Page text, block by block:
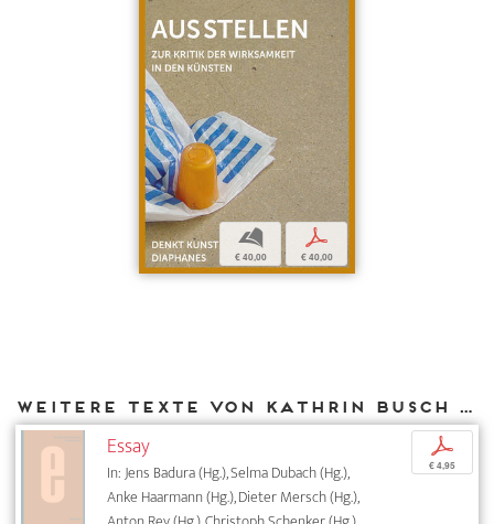
b
€ 40,00
p
€ 40,00
Weitere Texte von Kathrin Busch bei DIAPHANES
Essay
In: Jens Badura (Hg.), Selma Dubach (Hg.),
Anke Haarmann (Hg.), Dieter Mersch (Hg.),
p
€ 4,95